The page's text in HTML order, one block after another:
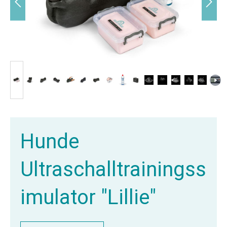
Hunde
Ultraschalltrainingss
imulator "Lillie"